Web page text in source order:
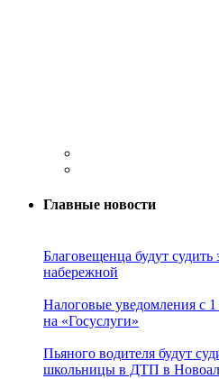
Главные новости
Благовещенца будут
набережной
Налоговые уведомления с 1
на «Госуслуги»
Пьяного водителя будут
школьницы в ДТП в